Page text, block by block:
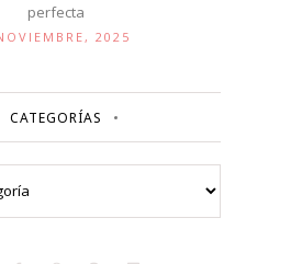
perfecta
2025
CATEGORÍAS